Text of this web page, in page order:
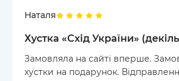
Наталя
Хустка «Схід України»
Замовляла на сайті вперше.
хустки на подарунок.